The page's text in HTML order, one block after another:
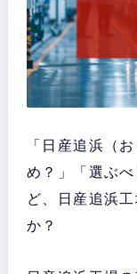
「日産追浜（
め？」「選ぶ
ど、日産追浜
か？